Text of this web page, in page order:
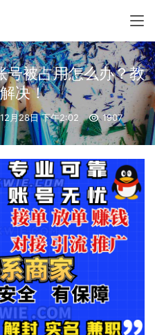
号被占用怎么办？教
决！
月28日 下午2:02 1907